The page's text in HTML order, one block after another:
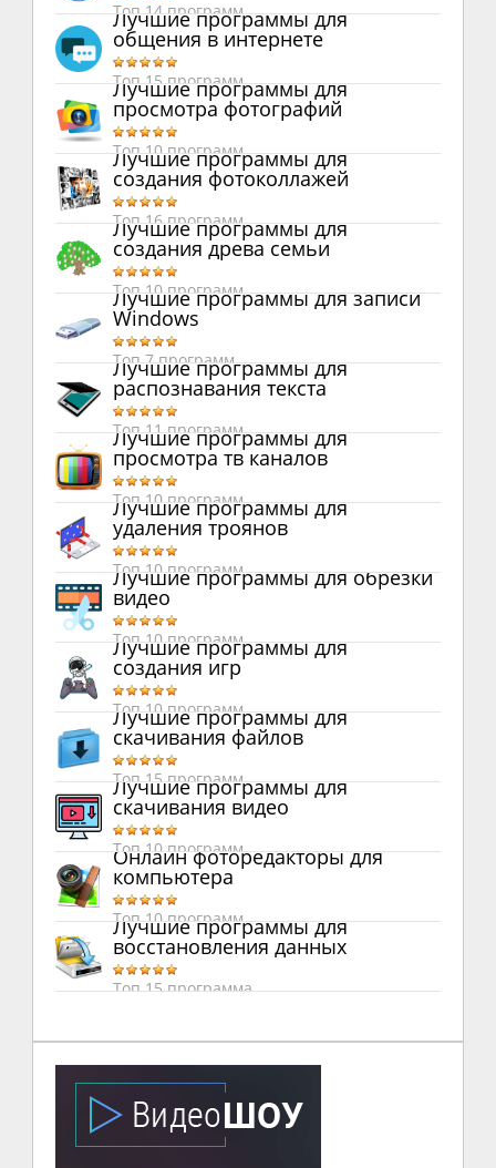
Топ 14 программ
Лучшие программы для
общения в интернете
Топ 15 программ
Лучшие программы для
просмотра фотографий
Топ 10 программ
Лучшие программы для
создания фотоколлажей
Топ 16 программ
Лучшие программы для
создания древа семьи
Топ 10 программ
Лучшие программы для записи
Windows
Топ 7 программ
Лучшие программы для
распознавания текста
Топ 11 программ
Лучшие программы для
просмотра тв каналов
Топ 10 программ
Лучшие программы для
удаления троянов
Топ 10 программ
Лучшие программы для обрезки
видео
Топ 10 программ
Лучшие программы для
создания игр
Топ 10 программ
Лучшие программы для
скачивания файлов
Топ 15 программ
Лучшие программы для
скачивания видео
Топ 10 программ
Онлайн фоторедакторы для
компьютера
Топ 10 программ
Лучшие программы для
восстановления данных
Топ 15 программа